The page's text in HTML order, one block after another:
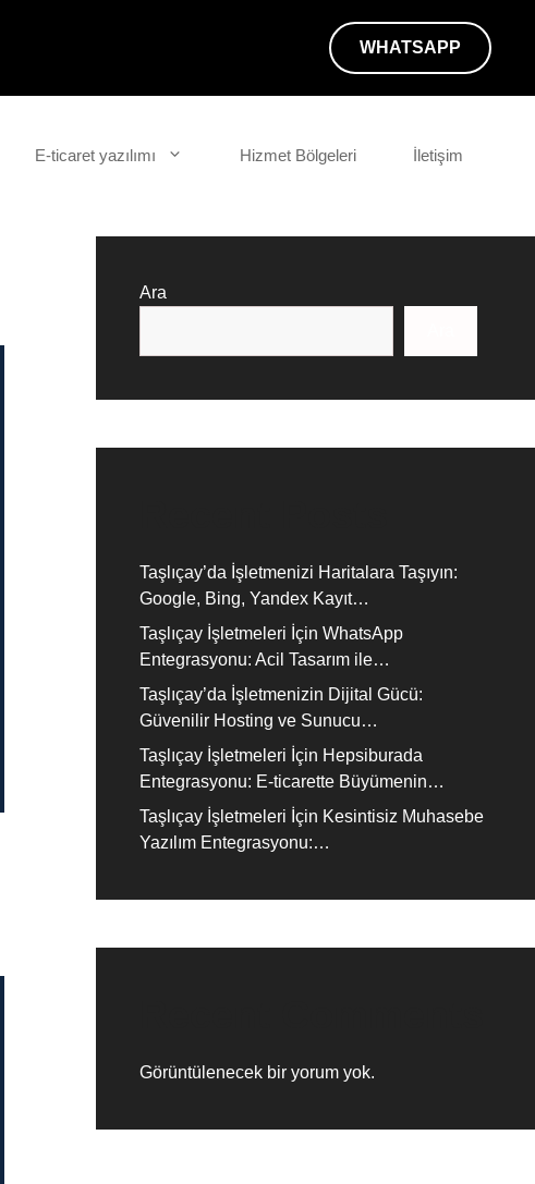
WHATSAPP
E-ticaret yazılımı Hizmet Bölgeleri İletişim
Ara
Taşlıçay’da İşletmenizi Haritalara Taşıyın:
Google, Bing, Yandex Kayıt…
Taşlıçay İşletmeleri İçin WhatsApp
Entegrasyonu: Acil Tasarım ile…
Taşlıçay’da İşletmenizin Dijital Gücü:
Güvenilir Hosting ve Sunucu…
Taşlıçay İşletmeleri İçin Hepsiburada
Entegrasyonu: E-ticarette Büyümenin…
Taşlıçay İşletmeleri İçin Kesintisiz Muhasebe
Yazılım Entegrasyonu:…
Görüntülenecek bir yorum yok.